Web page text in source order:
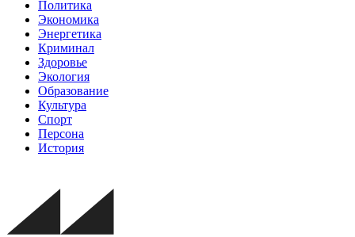
Политика
Экономика
Энергетика
Криминал
Здоровье
Экология
Образование
Культура
Спорт
Персона
История